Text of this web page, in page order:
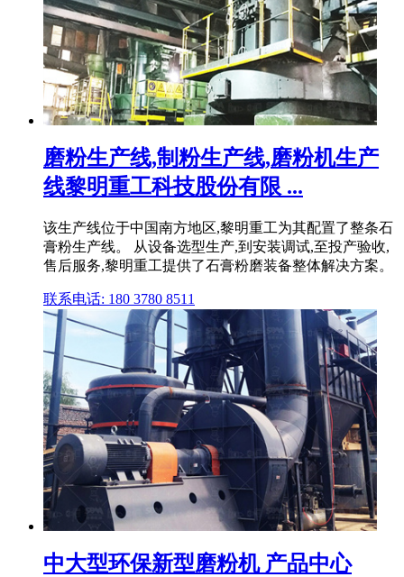
磨粉生产线,制粉生产线,磨粉机生产
线黎明重工科技股份有限 ...
该生产线位于中国南方地区,黎明重工为其配置了整条石
膏粉生产线。 从设备选型生产,到安装调试,至投产验收,
售后服务,黎明重工提供了石膏粉磨装备整体解决方案。
联系电话: 180 3780 8511
中大型环保新型磨粉机 产品中心